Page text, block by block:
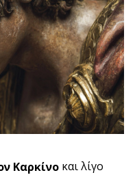
Καρκίνο και λίγο